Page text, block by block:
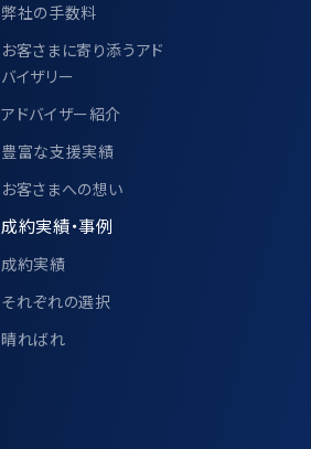
弊社の手数料
お客さまに寄り添うアド
バイザリー
アドバイザー紹介
豊富な支援実績
お客さまへの想い
成約実績・事例
成約実績
それぞれの選択
晴ればれ